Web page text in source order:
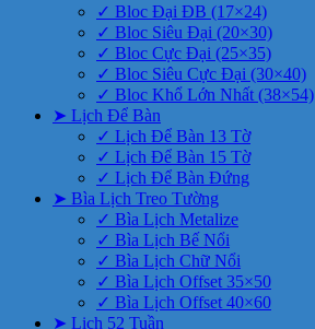
✓ Bloc Đại ĐB (17×24)
✓ Bloc Siêu Đại (20×30)
✓ Bloc Cực Đại (25×35)
✓ Bloc Siêu Cực Đại (30×40)
✓ Bloc Khổ Lớn Nhất (38×54)
➤ Lịch Để Bàn
✓ Lịch Để Bàn 13 Tờ
✓ Lịch Để Bàn 15 Tờ
✓ Lịch Để Bàn Đứng
➤ Bìa Lịch Treo Tường
✓ Bìa Lịch Metalize
✓ Bìa Lịch Bế Nổi
✓ Bìa Lịch Chữ Nổi
✓ Bìa Lịch Offset 35×50
✓ Bìa Lịch Offset 40×60
➤ Lịch 52 Tuần